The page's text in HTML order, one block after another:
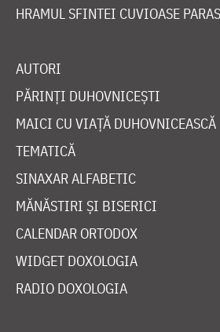
HRAMUL SFINTEI CUVIOASE
AUTORI
PĂRINȚI DUHOVNICEȘTI
MAICI CU VIAȚĂ DUHOVNICEASCĂ
TEMATICĂ
SINAXAR ALFABETIC
MĂNĂSTIRI ȘI BISERICI
CALENDAR ORTODOX
WIDGET DOXOLOGIA
RADIO DOXOLOGIA